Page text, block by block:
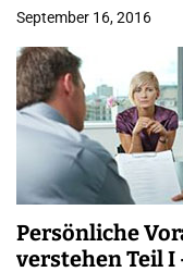
September 16, 2016
Persönliche
verstehen Teil I